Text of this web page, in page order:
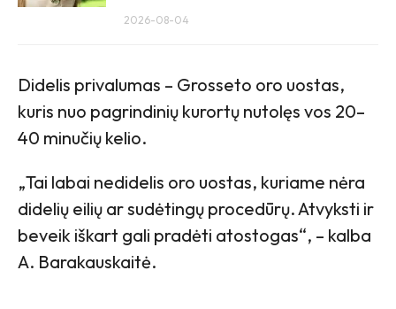
2026-08-04
Didelis privalumas – Grosseto oro uostas,
kuris nuo pagrindinių kurortų nutolęs vos 20–
40 minučių kelio.
„Tai labai nedidelis oro uostas, kuriame nėra
didelių eilių ar sudėtingų procedūrų. Atvyksti ir
beveik iškart gali pradėti atostogas“, – kalba
A. Barakauskaitė.